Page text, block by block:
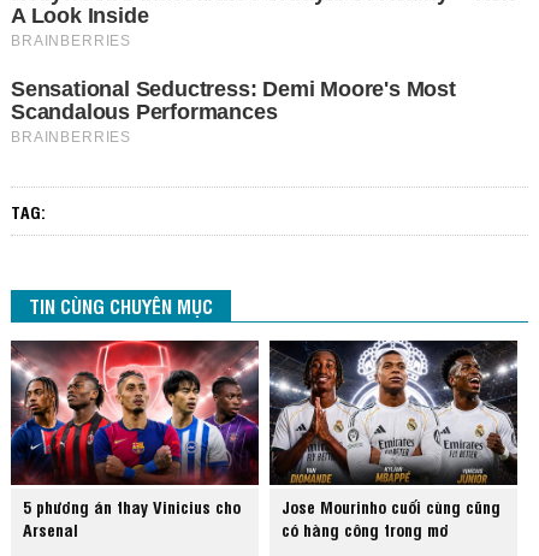
TAG:
TIN CÙNG CHUYÊN MỤC
5 phương án thay Vinicius cho
Arsenal
Jose Mourinho cuối cùng cũng
có hàng công trong mơ